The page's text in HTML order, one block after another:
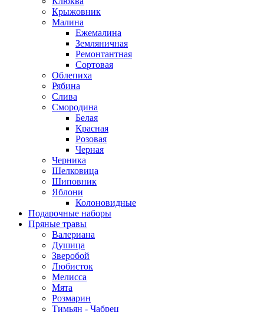
Крыжовник
Малина
Ежемалина
Земляничная
Ремонтантная
Сортовая
Облепиха
Рябина
Слива
Смородина
Белая
Красная
Розовая
Черная
Черника
Шелковица
Шиповник
Яблони
Колоновидные
Подарочные наборы
Пряные травы
Валериана
Душица
Зверобой
Любисток
Мелисса
Мята
Розмарин
Тимьян - Чабрец